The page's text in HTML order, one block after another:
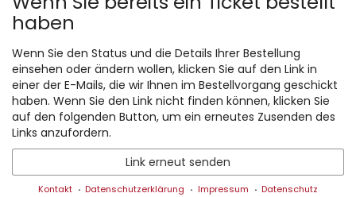
haben
Wenn Sie den Status und die Details Ihrer Bestellung
einsehen oder ändern wollen, klicken Sie auf den Link in
einer der E-Mails, die wir Ihnen im Bestellvorgang geschickt
haben. Wenn Sie den Link nicht finden können, klicken Sie
auf den folgenden Button, um ein erneutes Zusenden des
Links anzufordern.
Link erneut senden
Kontakt Datenschutzerklärung Impressum
Datenschutz